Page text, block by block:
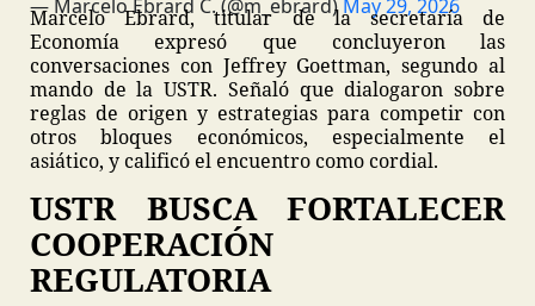
— Marcelo Ebrard C. (@m_ebrard)May 29, 2026
Marcelo Ebrard, titular de la secretaría de
Economía expresó que concluyeron las
conversaciones con Jeffrey Goettman, segundo al
mando de la USTR. Señaló que dialogaron sobre
reglas de origen y estrategias para competir con
otros bloques económicos, especialmente el
asiático, y calificó el encuentro como cordial.
USTR BUSCA FORTALECER
COOPERACIÓN
REGULATORIA